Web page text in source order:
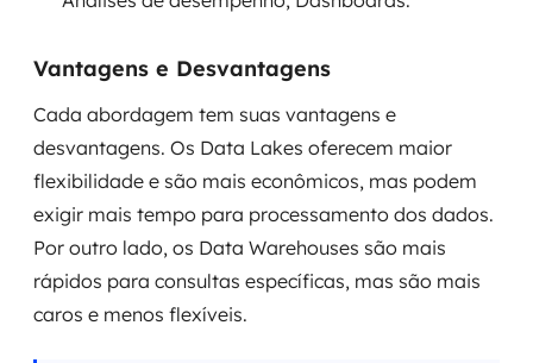
Vantagens e Desvantagens
Cada abordagem tem suas vantagens e
desvantagens. Os Data Lakes oferecem maior
flexibilidade e são mais econômicos, mas podem
exigir mais tempo para processamento dos dados.
Por outro lado, os Data Warehouses são mais
rápidos para consultas específicas, mas são mais
caros e menos flexíveis.